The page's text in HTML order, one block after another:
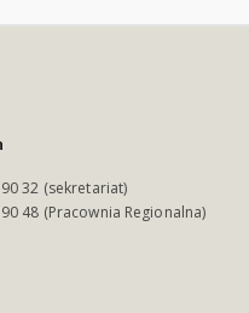
32 (sekretariat)
48 (Pracownia Regionalna)